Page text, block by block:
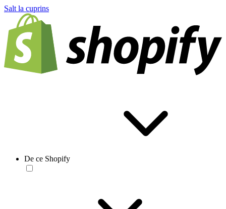
Salt la cuprins
De ce Shopify